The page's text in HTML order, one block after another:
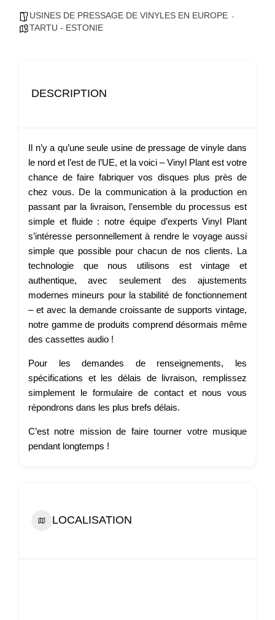
USINES DE PRESSAGE DE VINYLES EN EUROPE
TARTU - ESTONIE
DESCRIPTION
Il n’y a qu’une seule usine de pressage de vinyle dans
le nord et l’est de l’UE, et la voici – Vinyl Plant est votre
chance de faire fabriquer vos disques plus près de
chez vous. De la communication à la production en
passant par la livraison, l’ensemble du processus est
simple et fluide : notre équipe d’experts Vinyl Plant
s’intéresse personnellement à rendre le voyage aussi
simple que possible pour chacun de nos clients. La
technologie que nous utilisons est vintage et
authentique, avec seulement des ajustements
modernes mineurs pour la stabilité de fonctionnement
– et avec la demande croissante de supports vintage,
notre gamme de produits comprend désormais même
des cassettes audio !
Pour les demandes de renseignements, les
spécifications et les délais de livraison, remplissez
simplement le formulaire de contact et nous vous
répondrons dans les plus brefs délais.
C’est notre mission de faire tourner votre musique
pendant longtemps !
LOCALISATION